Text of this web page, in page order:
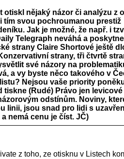
otiskl nějaký názor či analýzu z
tím svou pochroumanou prestiž
Jak je možné, že např. i
Telegraph neváhá a poskytne
strany Claire Shortové ještě
strany, tři čtvrtě
své názory na
a vy byste něco takového v
Nejsou vaše priority
tiskne (Rudé) Právo jen levicové
odstínům. Noviny,
linii, jsou snad pro lidi s
nemá cenu je číst. JČ)
z toho, ze otisknu v Listech